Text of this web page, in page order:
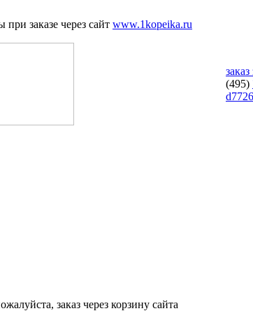
заказе через сайт www.1kopeika.ru
(495)
заказ через корзину сайта